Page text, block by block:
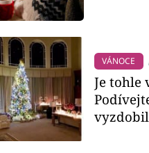
VÁNOCE
Je tohle